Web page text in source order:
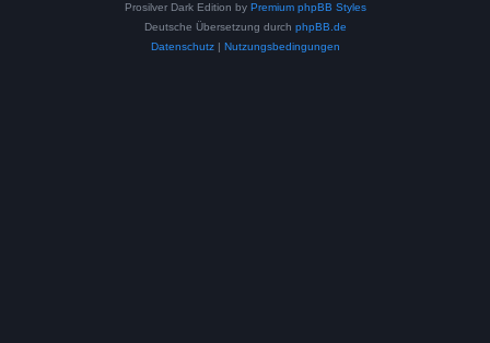
Prosilver Dark Edition by Premium phpBB Styles
Deutsche Übersetzung durch phpBB.de
Datenschutz| Nutzungsbedingungen